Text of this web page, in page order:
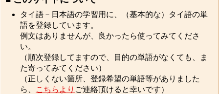
タイ語－日本語の学習用に、（基本的な）タイ語の単
語を登録しています。
例文はありませんが、良かったら使ってみてくださ
い。
（順次登録してますので、目的の単語がなくても、ま
た寄ってみてください）
（正しくない箇所、登録希望の単語等がありました
ら、
こちらより ご連絡頂けると幸いです）